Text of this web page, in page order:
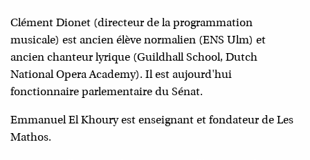
Clément Dionet (directeur de la programmation
musicale) est ancien élève normalien (ENS Ulm) et
ancien chanteur lyrique (Guildhall School, Dutch
National Opera Academy). Il est aujourd'hui
fonctionnaire parlementaire du Sénat.
Emmanuel El Khoury est enseignant et fondateur de Les
Mathos.